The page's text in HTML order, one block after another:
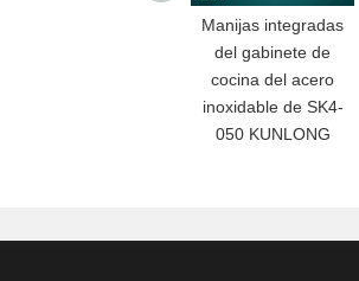
Manijas integradas
del gabinete de
cocina del acero
inoxidable de SK4-
050 KUNLONG